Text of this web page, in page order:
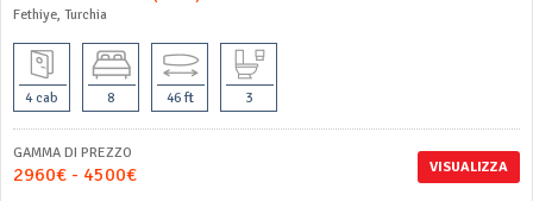
Fethiye, Turchia
4 cab 8 46 ft 3
VISUALIZZA
GAMMA DI PREZZO
2960€ - 4500€